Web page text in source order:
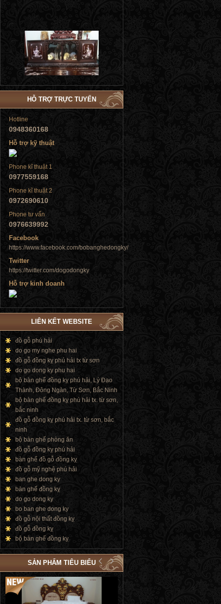
Tủ đứng
Tủ đứng
Tủ đứng
HỖ TRỢ TRỰC TUYẾN
Hotline
0948360168
Hỗ trợ kỹ thuật
Phone kĩ thuật 1
0977559168
Phone kĩ thuật 2
0972690610
Phone tư vấn
0976639992
Facebook
https://www.facebook.com/bobanghedongky/
Twitter
https://twitter.com/dogodongky
Hỗ trợ kinh doanh
LIÊN KẾT WEBSITE
đồ gỗ phú hải
do go my nghe phu hai
đồ gỗ đồng kỵ phú hải tx từ sơn
do go dong ky phu hai
bộ bàn ghế đồng kỵ phú hải, Lý Đạo
Thành, Đông Ngàn, Từ Sơn, Bắc Ninh
bộ bàn ghế đồng kỵ phú hải tx. từ sơn,
bắc ninh
đồ gỗ đồng kỵ phú hải tx. từ sơn, bắc
ninh
bộ bàn ghế phòng ăn
đồ gỗ đồng kỵ phú hải
bàn ghế đồ gỗ đồng kỵ
đồ gỗ mỹ nghệ phú hải
ban ghe dong ky
bàn ghế đồng kỵ
do go dong ky
bo ban ghe dong ky
đồ gỗ nội thất đồng kỵ
đồ gỗ đồng kỵ
bộ bàn ghế đồng kỵ
SẢN PHẨM TIÊU BIỂU